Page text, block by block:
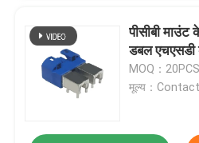
पीसीबी माउंट
डबल
MOQ：20PCS
मूल्य：